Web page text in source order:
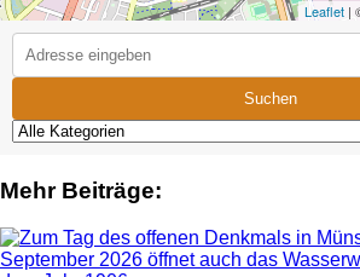
Leaflet |
Suchen
Mehr Beiträge: